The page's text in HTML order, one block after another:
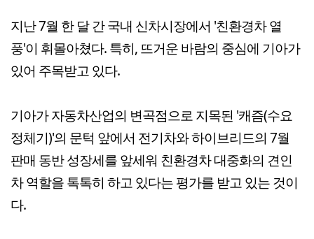
지난 7월 한 달 간 국내 신차시장에서 '친환경차 열
풍'이 휘몰아쳤다. 특히, 뜨거운 바람의 중심에 기아가
있어 주목받고 있다.
기아가 자동차산업의 변곡점으로 지목된 '캐즘(수요
정체기)'의 문턱 앞에서 전기차와 하이브리드의 7월
판매 동반 성장세를 앞세워 친환경차 대중화의 견인
차 역할을 톡톡히 하고 있다는 평가를 받고 있는 것이
다.